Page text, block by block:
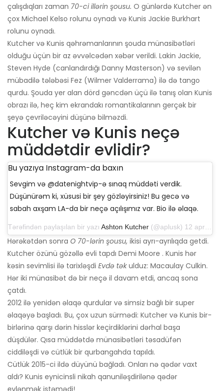
çalışdıqları zaman 70-ci illərin şousu. O günlərdə Kutcher ən
çox Michael Kelso rolunu oynadı və Kunis Jackie Burkhart
rolunu oynadı.
Kutcher və Kunis qəhrəmanlarının şouda münasibətləri
olduğu üçün bir az əvvəlcədən xəbər verildi. Lakin Jackie,
Steven Hyde (canlandırdığı Danny Masterson) və sevilən
mübadilə tələbəsi Fez (Wilmer Valderrama) ilə də tango
qurdu. Şouda yer alan dörd gəncdən üçü ilə tanış olan Kunis
obrazı ilə, heç kim ekrandakı romantikalarının gerçək bir
şeyə çevriləcəyini düşünə bilməzdi.
Kutcher və Kunis neçə
müddətdir evlidir?
Bu yazıya Instagram-da baxın
Sevgim və @datenightvip-ə sınaq müddəti verdik.
Düşünürəm ki, xüsusi bir şey gözləyirsiniz! Bu gecə və
sabah axşam LA-da bir neçə açılışımız var. Bio ilə əlaqə.
Tərəfindən paylaşılan bir yazı Ashton Kutcher (@aplusk) 12 aprel 2019-cu il, saat 14: 50-də PDT
Hərəkətdən sonra O 70-lərin şousu, ikisi ayrı-ayrılıqda getdi.
Kutcher özünü gözəllə evli tapdı Demi Moore . Kunis hər
kəsin sevimlisi ilə tarixləşdi Evdə təkulduz: Macaulay Culkin.
Hər iki münasibət də bir neçə il davam etdi, ancaq sona
çatdı.
2012 ilə yenidən əlaqə qurdular və simsiz bağlı bir super
əlaqəyə başladı. Bu, çox uzun sürmədi: Kutcher və Kunis bir-
birlərinə qarşı dərin hisslər keçirdiklərini dərhal başa
düşdülər. Qısa müddətdə münasibətləri təsadüfən
ciddiləşdi və cütlük bir qurbangahda tapıldı.
Cütlük 2015-ci ildə düyünü bağladı. Onları nə qədər vaxt
aldı? Kunis eynicinsli nikah qanuniləşdirilənə qədər